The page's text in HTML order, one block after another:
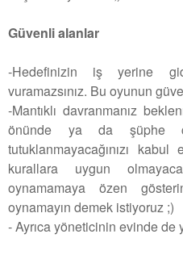
Güvenli alanlar
-Hedefinizin iş yerine
vuramazsınız. Bu oyunun
-Mantıklı davranmanız
önünde ya da şüphe
tutuklanmayacağınızı
kurallara uygun
oynamamaya özen
oynamayın demek istiyoruz ;)
- Ayrıca yöneticinin evinde de